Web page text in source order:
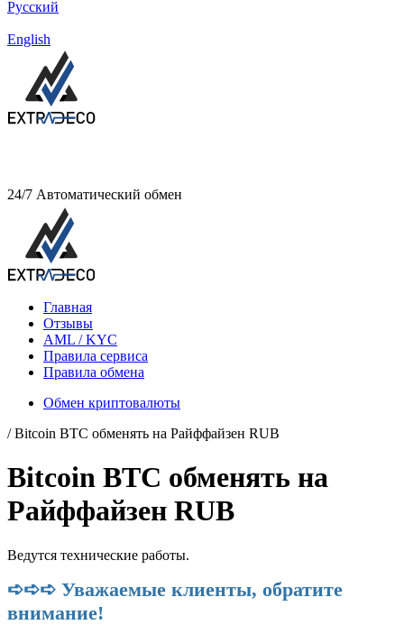
Русский
English
24/7 Автоматический обмен
Главная
Отзывы
AML / KYC
Правила сервиса
Правила обмена
Обмен криптовалюты
/ Bitcoin BTC обменять на Paйффaйзeн RUB
Bitcoin BTC обменять на
Paйффaйзeн RUB
Ведутся технические работы.
➪➪➪ Уважаемые клиенты, обратите
внимание!